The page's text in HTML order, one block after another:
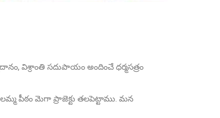
Founder Donor, Kanigiri, Prakasam Dist. AP
విశ్రాంతి సదుపాయం అందించే ధర్మసత్రం
పీఠం మెగా ప్రాజెక్టు తలపెట్టాము. మన